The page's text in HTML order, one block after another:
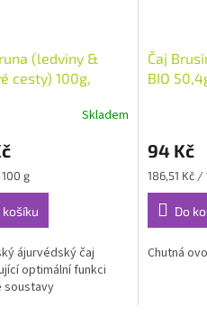
(ledviny &
cesty) 100g,
Skladem
g
košíku
ájurvédský čaj
optimální funkci
soustavy
Čaj
BIO
94 Kč
Měrná
cena:
186,51 Kč /
Do
Chutná